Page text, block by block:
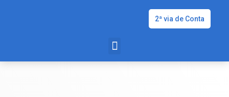
2ª via de Conta